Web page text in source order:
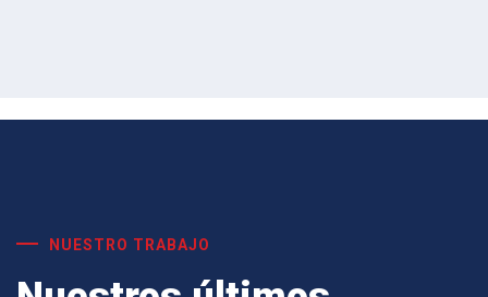
NUESTRO TRABAJO